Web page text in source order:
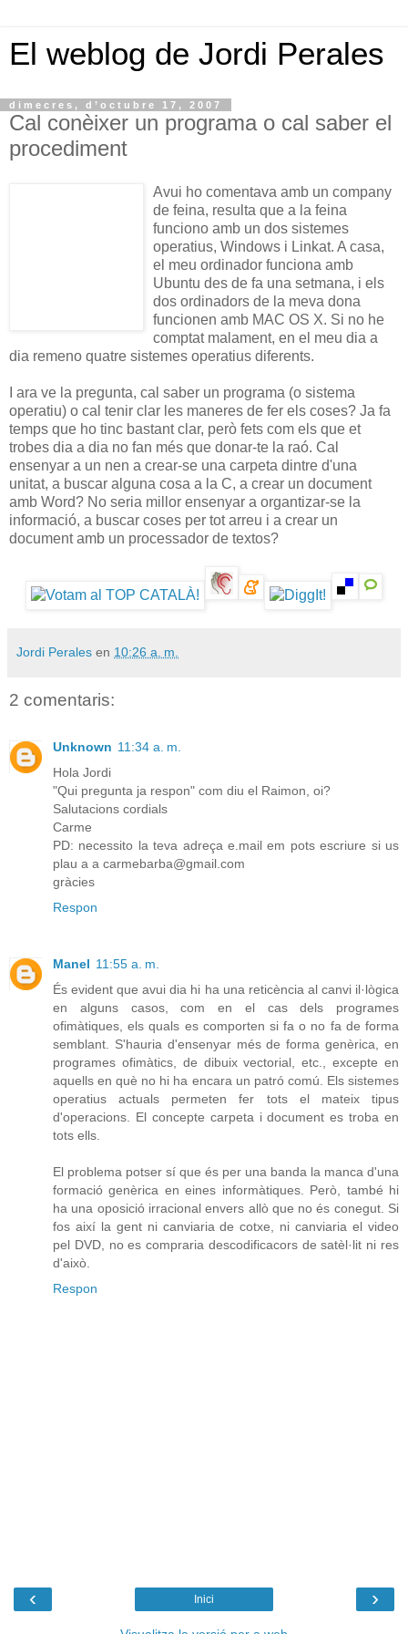
El weblog de Jordi Perales
dimecres, d’octubre 17, 2007
Cal conèixer un programa o cal saber el
procediment
Avui ho comentava amb un company
de feina, resulta que a la feina
funciono amb un dos sistemes
operatius, Windows i Linkat. A casa,
el meu ordinador funciona amb
Ubuntu des de fa una setmana, i els
dos ordinadors de la meva dona
funcionen amb MAC OS X. Si no he
comptat malament, en el meu dia a
dia remeno quatre sistemes operatius diferents.
I ara ve la pregunta, cal saber un programa (o sistema
operatiu) o cal tenir clar les maneres de fer els coses? Ja fa
temps que ho tinc bastant clar, però fets com els que et
trobes dia a dia no fan més que donar-te la raó. Cal
ensenyar a un nen a crear-se una carpeta dintre d'una
unitat, a buscar alguna cosa a la C, a crear un document
amb Word? No seria millor ensenyar a organtizar-se la
informació, a buscar coses per tot arreu i a crear un
document amb un processador de textos?
Jordi Perales en 10:26 a. m.
2 comentaris:
Unknown 11:34 a. m.
Hola Jordi
"Qui pregunta ja respon" com diu el Raimon, oi?
Salutacions cordials
Carme
PD: necessito la teva adreça e.mail em pots escriure si us
plau a a carmebarba@gmail.com
gràcies
Respon
Manel 11:55 a. m.
És evident que avui dia hi ha una reticència al canvi il·lògica
en alguns casos, com en el cas dels programes
ofimàtiques, els quals es comporten si fa o no fa de forma
semblant. S'hauria d'ensenyar més de forma genèrica, en
programes ofimàtics, de dibuix vectorial, etc., excepte en
aquells en què no hi ha encara un patró comú. Els sistemes
operatius actuals permeten fer tots el mateix tipus
d'operacions. El concepte carpeta i document es troba en
tots ells.
El problema potser sí que és per una banda la manca d'una
formació genèrica en eines informàtiques. Però, també hi
ha una oposició irracional envers allò que no és conegut. Si
fos així la gent ni canviaria de cotxe, ni canviaria el video
pel DVD, no es compraria descodificacors de satèl·lit ni res
d'això.
Respon
‹ ›
Inici